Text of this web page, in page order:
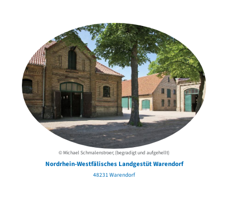
© Michael Schmalenstroer; (begradigt und aufgehellt)
Nordrhein-Westfälisches Landgestüt Warendorf
48231 Warendorf